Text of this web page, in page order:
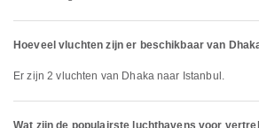
Hoeveel vluchten zijn er beschikbaar van
Er zijn 2 vluchten van Dhaka naar Istanbul.
Wat zijn de populairste luchthavens voor